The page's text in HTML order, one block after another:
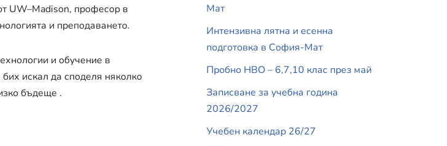
UW–Madison, професор в
и преподаването.
и обучение в
искал да споделя няколко
бъдеще .
Мат
Интензивна лятна и есенна
подготовка в София-Мат
Пробно НВО – 6,7,10 клас през май
Записване за учебна година
2026/2027
Учебен календар 26/27